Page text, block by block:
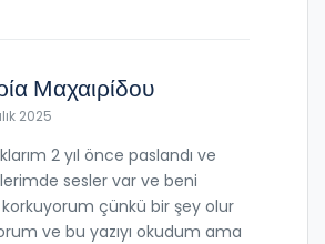
Μαχαιρίδου
2025
2 yıl önce paslandı ve
sesler var ve beni
çünkü bir şey olur
ve bu yazıyı okudum ama